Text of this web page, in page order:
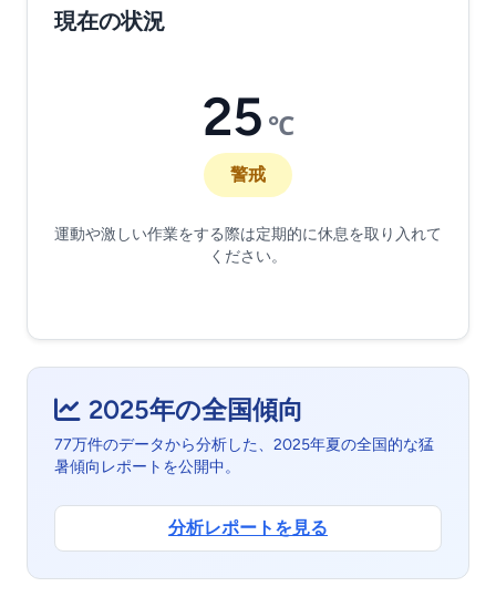
現在の状況
25 ℃
警戒
運動や激しい作業をする際は定期的に休息を取り入れて
ください。
2025年の全国傾向
77万件のデータから分析した、2025年夏の全国的な猛
暑傾向レポートを公開中。
分析レポートを見る